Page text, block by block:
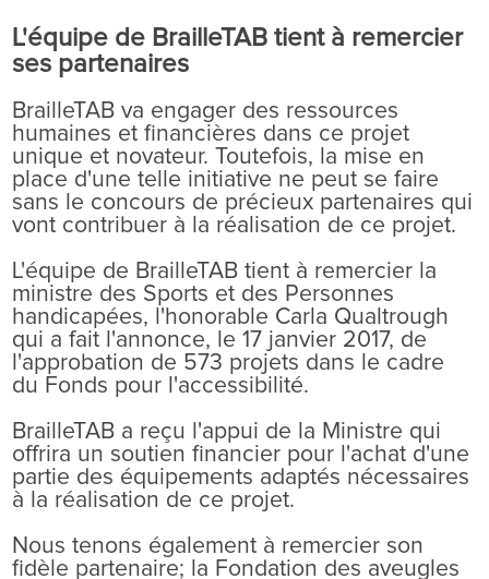
L'équipe de BrailleTAB tient à remercier
ses partenaires
BrailleTAB va engager des ressources
humaines et financières dans ce projet
unique et novateur. Toutefois, la mise en
place d'une telle initiative ne peut se faire
sans le concours de précieux partenaires qui
vont contribuer à la réalisation de ce projet.
L'équipe de BrailleTAB tient à remercier la
ministre des Sports et des Personnes
handicapées, l'honorable Carla Qualtrough
qui a fait l'annonce, le 17 janvier 2017, de
l'approbation de 573 projets dans le cadre
du Fonds pour l'accessibilité.
BrailleTAB a reçu l'appui de la Ministre qui
offrira un soutien financier pour l'achat d'une
partie des équipements adaptés nécessaires
à la réalisation de ce projet.
Nous tenons également à remercier son
fidèle partenaire; la Fondation des aveugles